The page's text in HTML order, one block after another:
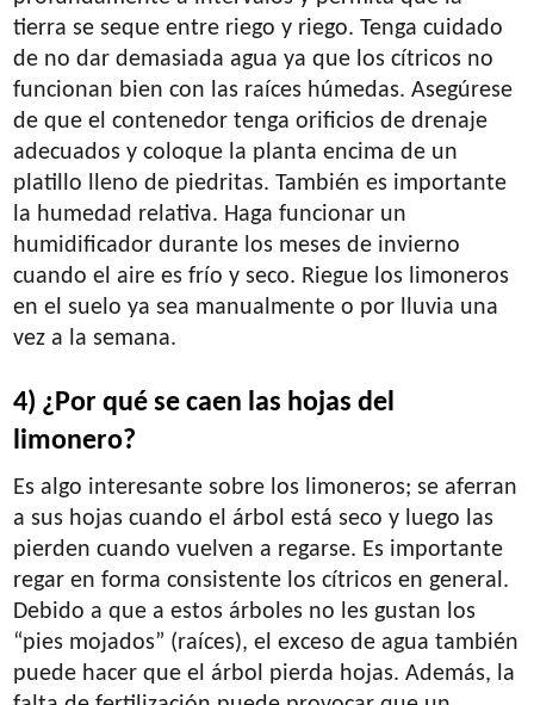
tierra se seque entre riego y riego. Tenga cuidado
de no dar demasiada agua ya que los cítricos no
funcionan bien con las raíces húmedas. Asegúrese
de que el contenedor tenga orificios de drenaje
adecuados y coloque la planta encima de un
platillo lleno de piedritas. También es importante
la humedad relativa. Haga funcionar un
humidificador durante los meses de invierno
cuando el aire es frío y seco. Riegue los limoneros
en el suelo ya sea manualmente o por lluvia una
vez a la semana.
4) ¿Por qué se caen las hojas del
limonero?
Es algo interesante sobre los limoneros; se aferran
a sus hojas cuando el árbol está seco y luego las
pierden cuando vuelven a regarse. Es importante
regar en forma consistente los cítricos en general.
Debido a que a estos árboles no les gustan los
“pies mojados” (raíces), el exceso de agua también
puede hacer que el árbol pierda hojas. Además, la